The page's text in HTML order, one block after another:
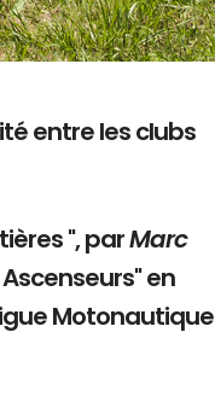
entre les clubs
", parMarc
en
Motonautique